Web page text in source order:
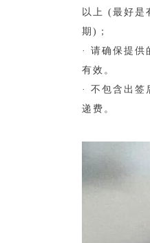
以上 (最好是
期)；
· 请确保提供
有效。
· 不包含出签
递费。